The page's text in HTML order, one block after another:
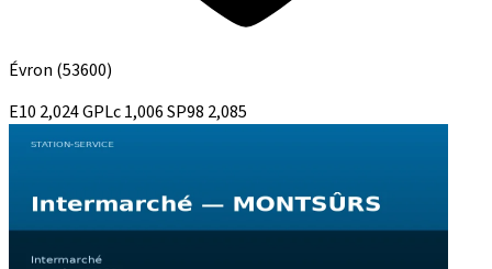
Évron (53600)
E10 2,024GPLc1,006SP98 2,085